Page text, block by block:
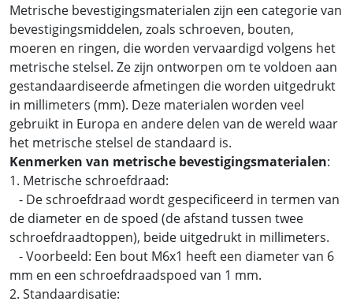
Metrische bevestigingsmaterialen zijn een categorie van
bevestigingsmiddelen, zoals schroeven, bouten,
moeren en ringen, die worden vervaardigd volgens het
metrische stelsel. Ze zijn ontworpen om te voldoen aan
gestandaardiseerde afmetingen die worden uitgedrukt
in millimeters (mm). Deze materialen worden veel
gebruikt in Europa en andere delen van de wereld waar
het metrische stelsel de standaard is.
Kenmerken van metrische bevestigingsmaterialen:
1. Metrische schroefdraad:
- De schroefdraad wordt gespecificeerd in termen van
de diameter en de spoed (de afstand tussen twee
schroefdraadtoppen), beide uitgedrukt in millimeters.
- Voorbeeld: Een bout M6x1 heeft een diameter van 6
mm en een schroefdraadspoed van 1 mm.
2. Standaardisatie: